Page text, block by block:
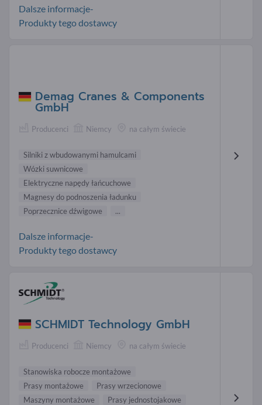
Dalsze informacje-
Produkty tego dostawcy
Demag Cranes & Components
GmbH
Producenci Niemcy na całym świecie
Silniki z wbudowanymi hamulcami
Wózki suwnicowe
Elektryczne napędy łańcuchowe
Magnesy do podnoszenia ładunku
Poprzecznice dźwigowe
...
Dalsze informacje-
Produkty tego dostawcy
SCHMIDT Technology GmbH
Producenci Niemcy na całym świecie
Stanowiska robocze montażowe
Prasy montażowe
Prasy wrzecionowe
Maszyny montażowe
Prasy jednostojakowe